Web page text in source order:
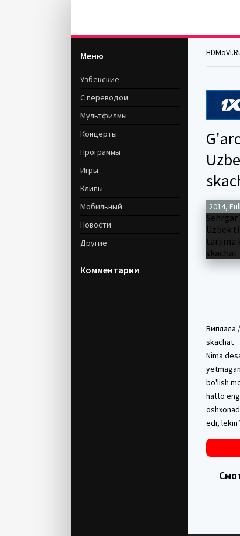
2014,
Виплала
skachat
Nima
bo'lish
hatto
edi, lekin
Меню
Узбекские
С переводом
Мультфилмы
Концерты
Программы
Игры
Клипы
Мобильный
Новости
Другие
Комментарии